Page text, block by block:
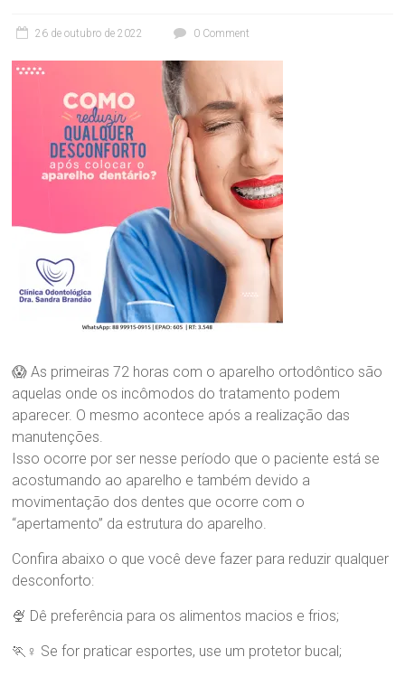
n
o
r
a
S
a
n
d
r
a
B
r
a
n
ã
26 de outubro de 2022 0 Comment
😱 As primeiras 72 horas com o aparelho ortodôntico são
aquelas onde os incômodos do tratamento podem
aparecer. O mesmo acontece após a realização das
manutenções.
Isso ocorre por ser nesse período que o paciente está se
acostumando ao aparelho e também devido a
movimentação dos dentes que ocorre com o
“apertamento” da estrutura do aparelho.
Confira abaixo o que você deve fazer para reduzir qualquer
desconforto:
🍨 Dê preferência para os alimentos macios e frios;
🏃♀ Se for praticar esportes, use um protetor bucal;